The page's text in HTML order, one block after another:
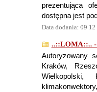
prezentująca
dostępna jest
Data dodania: 09
..::LOMA::.. -
Autoryzowany
Kraków,
Wielkopolski,